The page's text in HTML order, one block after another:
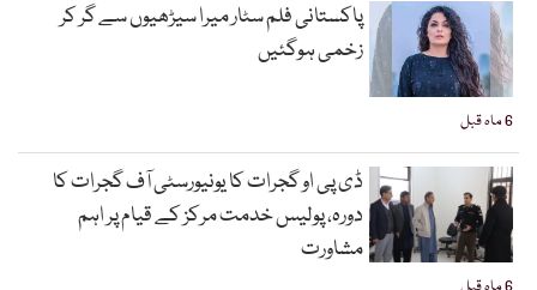
6 ماہ قبل
پاکستانی فلم سٹار میرا سیڑھیوں سے گر کر
زخمی ہوگئیں
ڈی پی او گجرات کا یونیورسٹی آف گجرات کا
دورہ، پولیس خدمت مرکز کے قیام پر اہم
مشاورت